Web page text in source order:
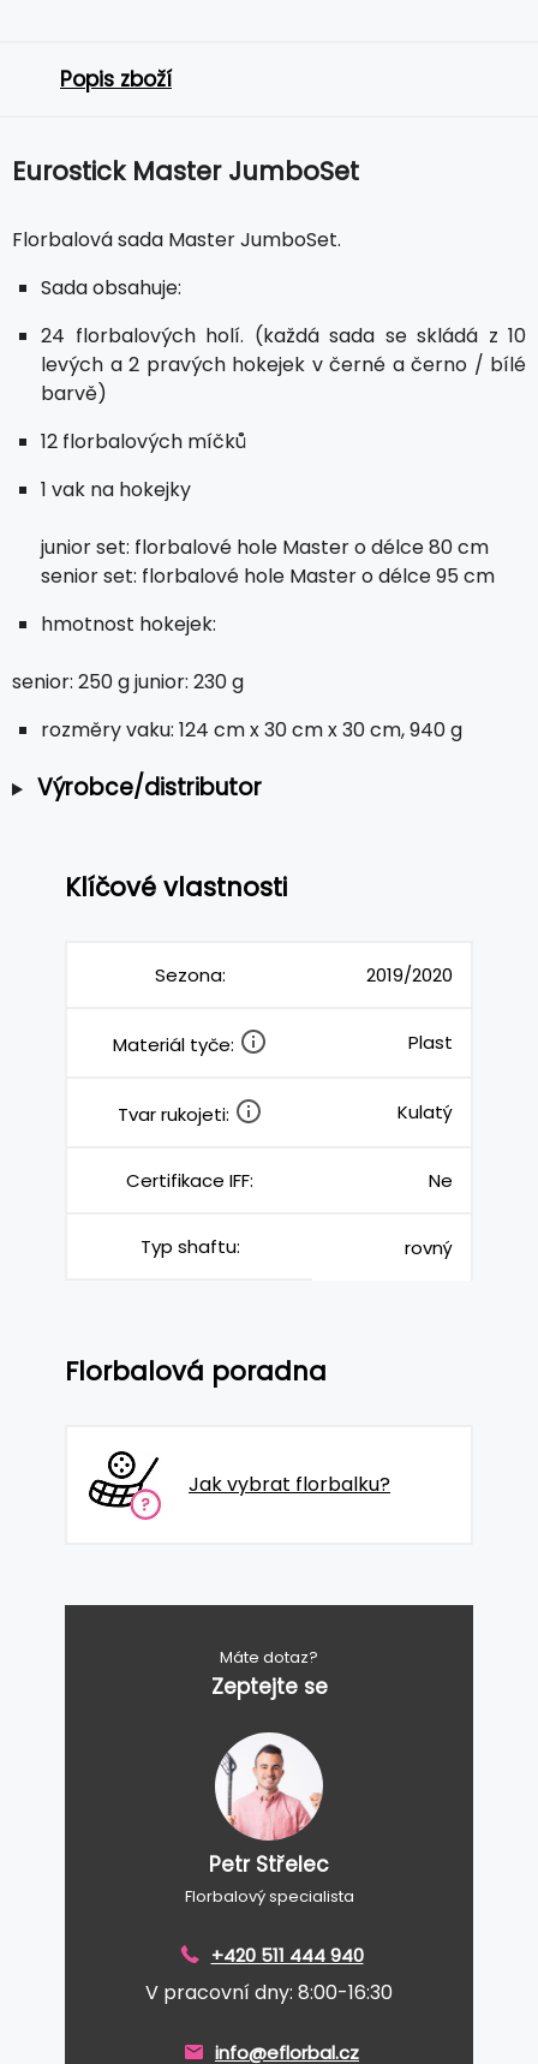
Popis zboží
Eurostick Master JumboSet
Florbalová sada Master JumboSet.
Sada obsahuje:
24 florbalových holí. (každá sada se skládá z 10
levých a 2 pravých hokejek v černé a černo / bílé
barvě)
12 florbalových míčků
1 vak na hokejky
junior set: florbalové hole Master o délce 80 cm
senior set: florbalové hole Master o délce 95 cm
hmotnost hokejek:
senior: 250 g junior: 230 g
rozměry vaku: 124 cm x 30 cm x 30 cm, 940 g
Výrobce/distributor
Klíčové vlastnosti
Sezona: 2019/2020
Materiál tyče: Plast
Tvar rukojeti: Kulatý
Certifikace IFF: Ne
Typ shaftu: rovný
Florbalová poradna
Jak vybrat florbalku?
Máte dotaz?
Zeptejte se
Petr Střelec
Florbalový specialista
+420 511 444 940
V pracovní dny: 8:00-16:30
info@eflorbal.cz